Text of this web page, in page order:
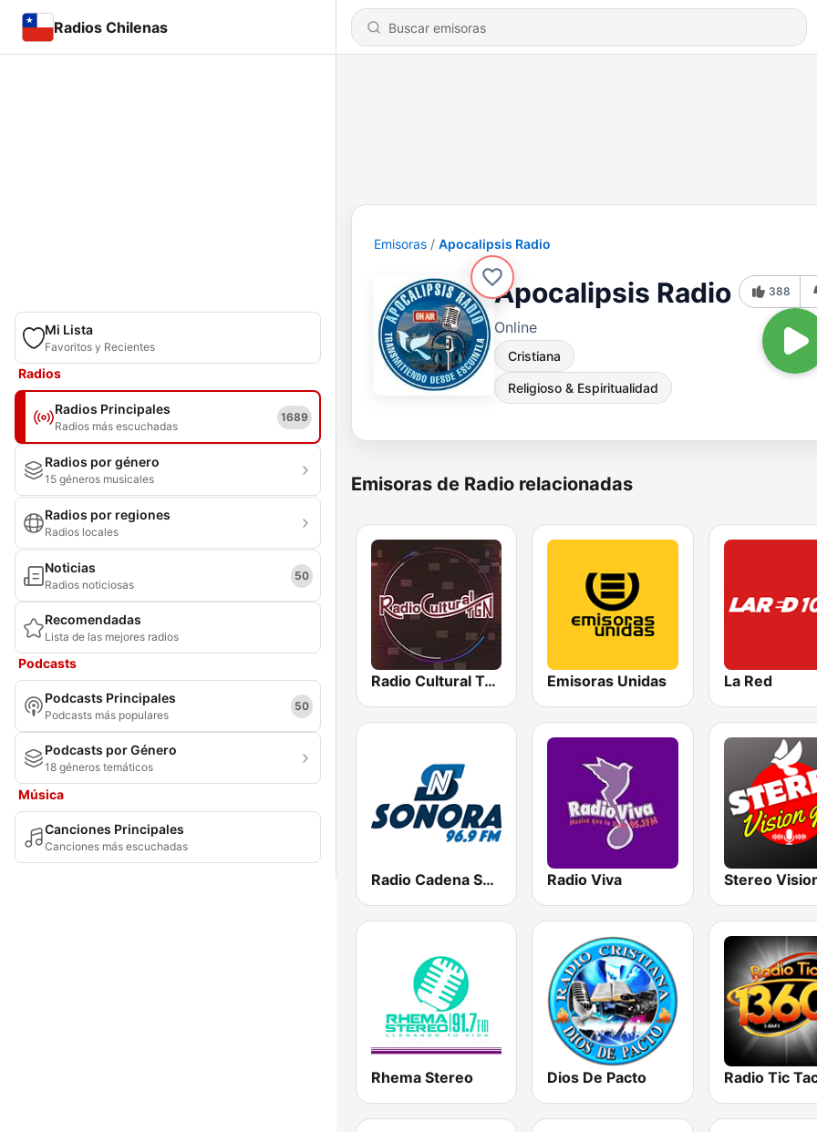
Radios Chilenas
Mi Lista
Favoritos y Recientes
Radios
Radios Principales
Radios más escuchadas
1689
Radios por género
15 géneros musicales
Radios por regiones
Radios locales
Noticias
Radios noticiosas
50
Recomendadas
Lista de las mejores radios
Podcasts
Podcasts Principales
Podcasts más populares
50
Podcasts por Género
18 géneros temáticos
Música
Canciones Principales
Canciones más escuchadas
Emisoras Apocalipsis Radio
Apocalipsis Radio
Online
Cristiana
Religioso & Espiritualidad
388
Emisoras de Radio relacionadas
Radio Cultural TGN Emisoras Unidas La Red
Radio Cadena Sonora Radio Viva Stereo
Rhema Stereo Dios De Pacto